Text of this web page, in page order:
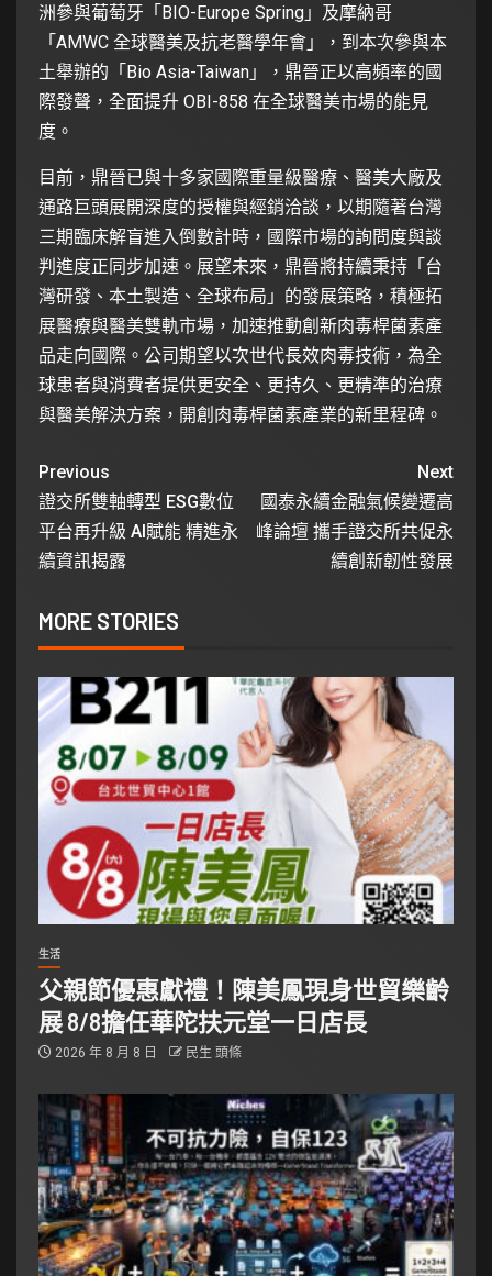
洲參與葡萄牙「BIO-Europe Spring」及摩納哥
「AMWC 全球醫美及抗老醫學年會」，到本次參與本
土舉辦的「Bio Asia-Taiwan」，鼎晉正以高頻率的國
際發聲，全面提升 OBI-858 在全球醫美市場的能見
度。
目前，鼎晉已與十多家國際重量級醫療、醫美大廠及
通路巨頭展開深度的授權與經銷洽談，以期隨著台灣
三期臨床解盲進入倒數計時，國際市場的詢問度與談
判進度正同步加速。展望未來，鼎晉將持續秉持「台
灣研發、本土製造、全球布局」的發展策略，積極拓
展醫療與醫美雙軌市場，加速推動創新肉毒桿菌素產
品走向國際。公司期望以次世代長效肉毒技術，為全
球患者與消費者提供更安全、更持久、更精準的治療
與醫美解決方案，開創肉毒桿菌素產業的新里程碑。
Previous
證交所雙軸轉型 ESG數位
平台再升級 AI賦能 精進永
續資訊揭露
Next
國泰永續金融氣候變遷高
峰論壇 攜手證交所共促永
續創新韌性發展
MORE STORIES
生活
父親節優惠獻禮！陳美鳳現身世貿樂齡
展 8/8擔任華陀扶元堂一日店長
2026 年 8 月 8 日 民生 頭條